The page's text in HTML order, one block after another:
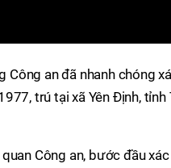
Công an đã nhanh chóng
trú tại xã Yên Định,
Công an, bước đầu